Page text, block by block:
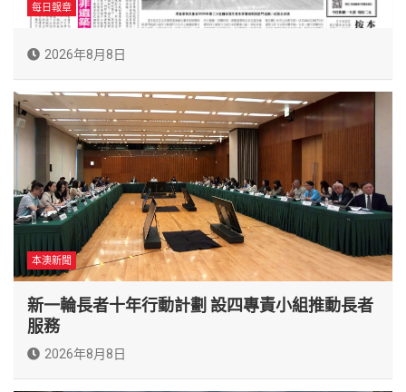
每日報章
2026年8月8日
本澳新聞
新一輪長者十年行動計劃 設四專責小組推動長者
服務
2026年8月8日